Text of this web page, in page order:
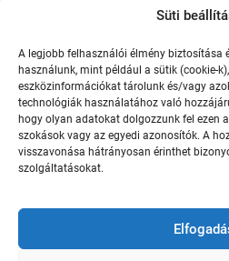
Süti
A legjobb felhasználói élmény biztosítása
használunk, mint például a sütik (cookie-
eszközinformációkat tárolunk és/vagy
technológiák használatához való
hogy olyan adatokat dolgozzunk fel ezen
szokások vagy az egyedi azonosítók. A
visszavonása hátrányosan érinthet
szolgáltatásokat.